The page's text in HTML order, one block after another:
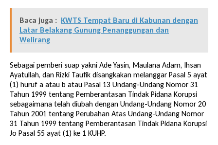
Baca juga : KWTS Tempat Baru di Kabunan dengan
Latar Belakang Gunung Penanggungan dan
Welirang
Sebagai pemberi suap yakni Ade Yasin, Maulana Adam, Ihsan
Ayatullah, dan Rizki Taufik disangkakan melanggar Pasal 5 ayat
(1) huruf a atau b atau Pasal 13 Undang-Undang Nomor 31
Tahun 1999 tentang Pemberantasan Tindak Pidana Korupsi
sebagaimana telah diubah dengan Undang-Undang Nomor 20
Tahun 2001 tentang Perubahan Atas Undang-Undang Nomor
31 Tahun 1999 tentang Pemberantasan Tindak Pidana Korupsi
Jo Pasal 55 ayat (1) ke 1 KUHP.